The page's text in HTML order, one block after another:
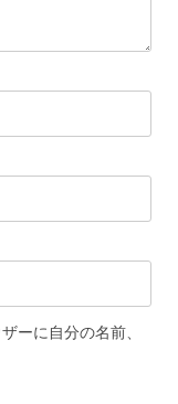
ーに自分の名前、